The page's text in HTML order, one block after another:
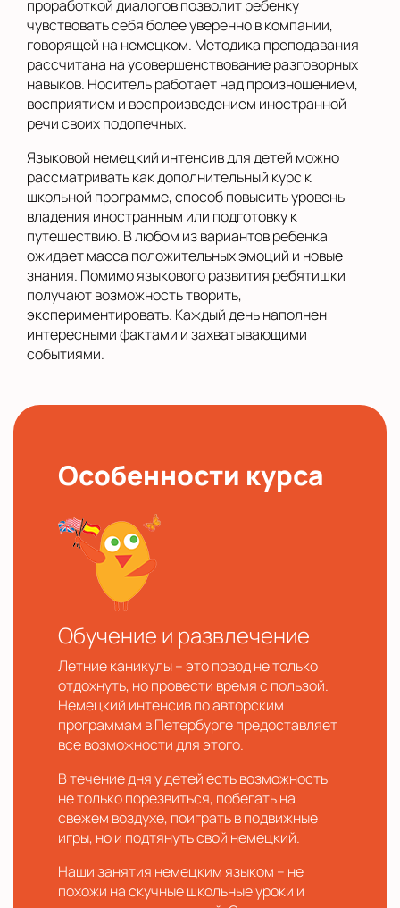
проработкой диалогов позволит ребенку
чувствовать себя более уверенно в компании,
говорящей на немецком. Методика преподавания
рассчитана на усовершенствование разговорных
навыков. Носитель работает над произношением,
восприятием и воспроизведением иностранной
речи своих подопечных.
Языковой немецкий интенсив для детей можно
рассматривать как дополнительный курс к
школьной программе, способ повысить уровень
владения иностранным или подготовку к
путешествию. В любом из вариантов ребенка
ожидает масса положительных эмоций и новые
знания. Помимо языкового развития ребятишки
получают возможность творить,
экспериментировать. Каждый день наполнен
интересными фактами и захватывающими
событиями.
Особенности курса
Обучение и развлечение
Летние каникулы – это повод не только
отдохнуть, но провести время с пользой.
Немецкий интенсив по авторским
программам в Петербурге предоставляет
все возможности для этого.
В течение дня у детей есть возможность
не только порезвиться, побегать на
свежем воздухе, поиграть в подвижные
игры, но и подтянуть свой немецкий.
Наши занятия немецким языком – не
похожи на скучные школьные уроки и